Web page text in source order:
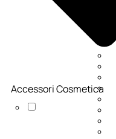
Accessori Cosmetica